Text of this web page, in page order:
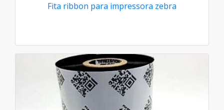
Fita ribbon para impressora zebra